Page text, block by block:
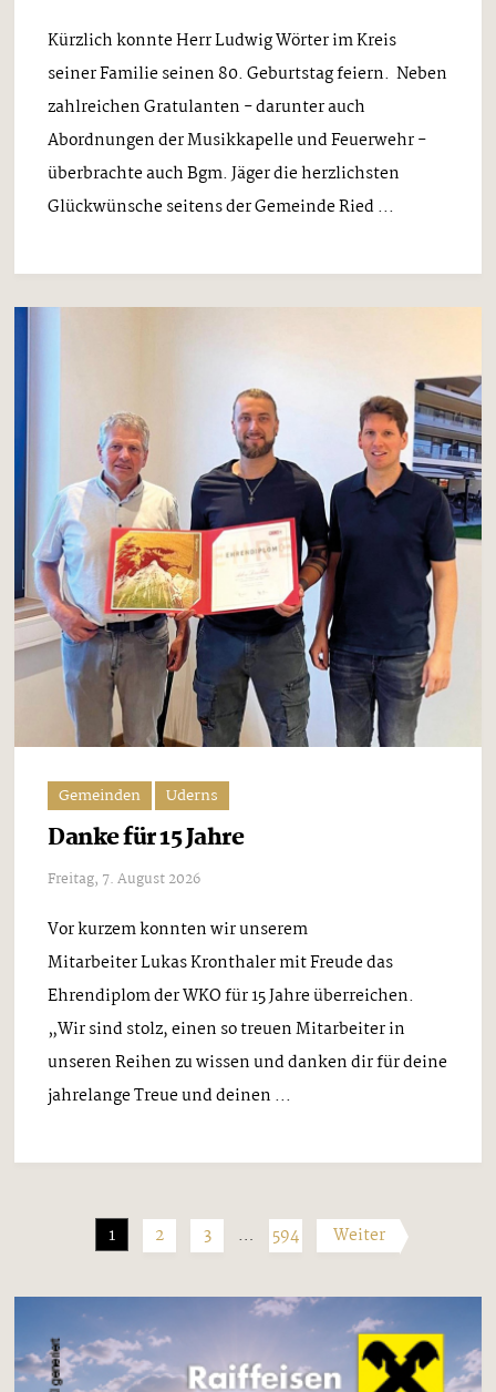
Kürzlich konnte Herr Ludwig Wörter im Kreis
seiner Familie seinen 80. Geburtstag feiern. Neben
zahlreichen Gratulanten - darunter auch
Abordnungen der Musikkapelle und Feuerwehr -
überbrachte auch Bgm. Jäger die herzlichsten
Glückwünsche seitens der Gemeinde Ried ...
Gemeinden Uderns
Danke für 15 Jahre
Freitag, 7. August 2026
Vor kurzem konnten wir unserem
Mitarbeiter Lukas Kronthaler mit Freude das
Ehrendiplom der WKO für 15 Jahre überreichen.
„Wir sind stolz, einen so treuen Mitarbeiter in
unseren Reihen zu wissen und danken dir für deine
jahrelange Treue und deinen ...
1 2 3 … 594 Weiter